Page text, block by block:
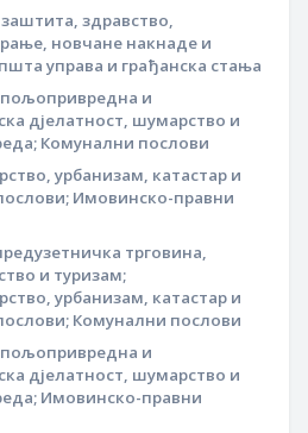
здравство,
новчане накнаде и
управа и грађанска стања
и
дјелатност, шумарство и
Комунални послови
урбанизам, катастар и
Имовинско-правни
трговина,
и туризам;
урбанизам, катастар и
Комунални послови
и
дјелатност, шумарство и
Имовинско-правни